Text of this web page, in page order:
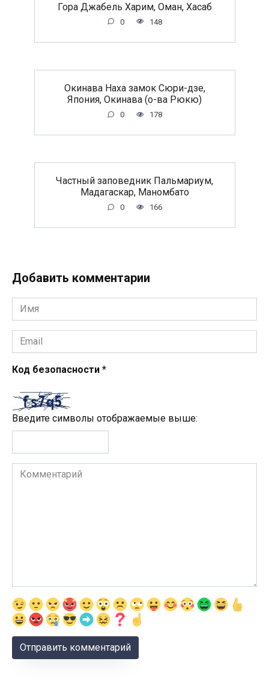
Гора Джабель Харим, Оман, Хасаб
0 148
Окинава Наха замок Сюри-дзе,
Япония, Окинава (о-ва Рюкю)
0 178
Частный заповедник Пальмариум,
Мадагаскар, Маномбато
0 166
Добавить комментарии
Имя
*
Email
*
Код безопасности *
Введите символы отображаемые выше:
Комментарий